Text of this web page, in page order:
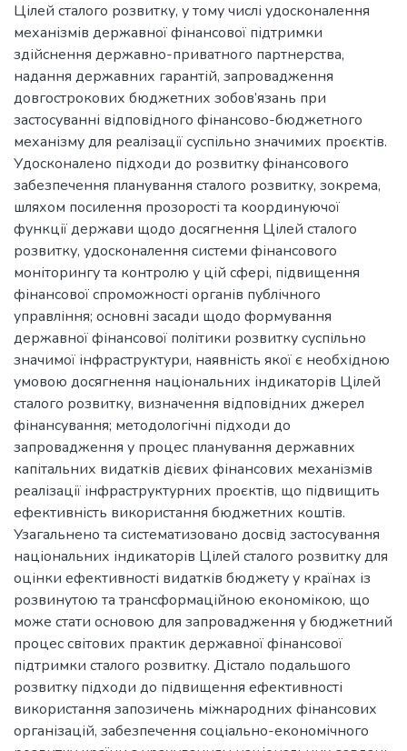
Цілей сталого розвитку, у тому числі удосконалення
механізмів державної фінансової підтримки
здійснення державно-приватного партнерства,
надання державних гарантій, запровадження
довгострокових бюджетних зобов’язань при
застосуванні відповідного фінансово-бюджетного
механізму для реалізації суспільно значимих проєктів.
Удосконалено підходи до розвитку фінансового
забезпечення планування сталого розвитку, зокрема,
шляхом посилення прозорості та координуючої
функції держави щодо досягнення Цілей сталого
розвитку, удосконалення системи фінансового
моніторингу та контролю у цій сфері, підвищення
фінансової спроможності органів публічного
управління; основні засади щодо формування
державної фінансової політики розвитку суспільно
значимої інфраструктури, наявність якої є необхідною
умовою досягнення національних індикаторів Цілей
сталого розвитку, визначення відповідних джерел
фінансування; методологічні підходи до
запровадження у процес планування державних
капітальних видатків дієвих фінансових механізмів
реалізації інфраструктурних проєктів, що підвищить
ефективність використання бюджетних коштів.
Узагальнено та систематизовано досвід застосування
національних індикаторів Цілей сталого розвитку для
оцінки ефективності видатків бюджету у країнах із
розвинутою та трансформаційною економікою, що
може стати основою для запровадження у бюджетний
процес світових практик державної фінансової
підтримки сталого розвитку. Дістало подальшого
розвитку підходи до підвищення ефективності
використання запозичень міжнародних фінансових
організацій, забезпечення соціально-економічного